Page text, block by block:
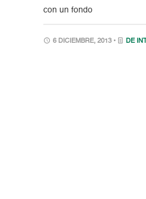
con un fondo
6 DICIEMBRE, 2013 • DE